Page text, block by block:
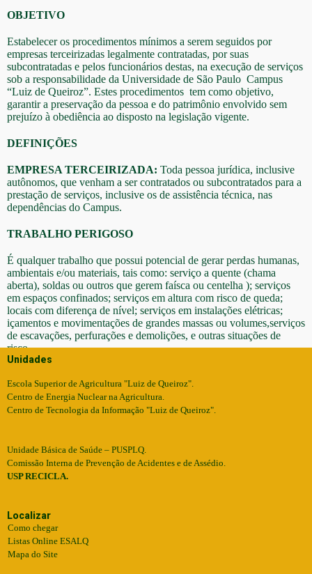
OBJETIVO
Estabelecer os procedimentos mínimos a serem seguidos por
empresas terceirizadas legalmente contratadas, por suas
subcontratadas e pelos funcionários destas, na execução de serviços
sob a responsabilidade da Universidade de São Paulo Campus
“Luiz de Queiroz”. Estes procedimentos tem como objetivo,
garantir a preservação da pessoa e do patrimônio envolvido sem
prejuízo à obediência ao disposto na legislação vigente.
DEFINIÇÕES
EMPRESA TERCEIRIZADA: Toda pessoa jurídica, inclusive
autônomos, que venham a ser contratados ou subcontratados para a
prestação de serviços, inclusive os de assistência técnica, nas
dependências do Campus.
TRABALHO PERIGOSO
É qualquer trabalho que possui potencial de gerar perdas humanas,
ambientais e/ou materiais, tais como: serviço a quente (chama
aberta), soldas ou outros que gerem faísca ou centelha ); serviços
em espaços confinados; serviços em altura com risco de queda;
locais com diferença de nível; serviços em instalações elétricas;
içamentos e movimentações de grandes massas ou volumes,serviços
de escavações, perfurações e demolições, e outras situações de
risco.
Unidades
Escola Superior de Agricultura "Luiz de Queiroz".
Centro de Energia Nuclear na Agricultura.
Centro de Tecnologia da Informação "Luiz de Queiroz".
Unidade Básica de Saúde – PUSPLQ.
Comissão Interna de Prevenção de Acidentes e de Assédio.
USP RECICLA.
Localizar
Como chegar
Listas Online ESALQ
Mapa do Site